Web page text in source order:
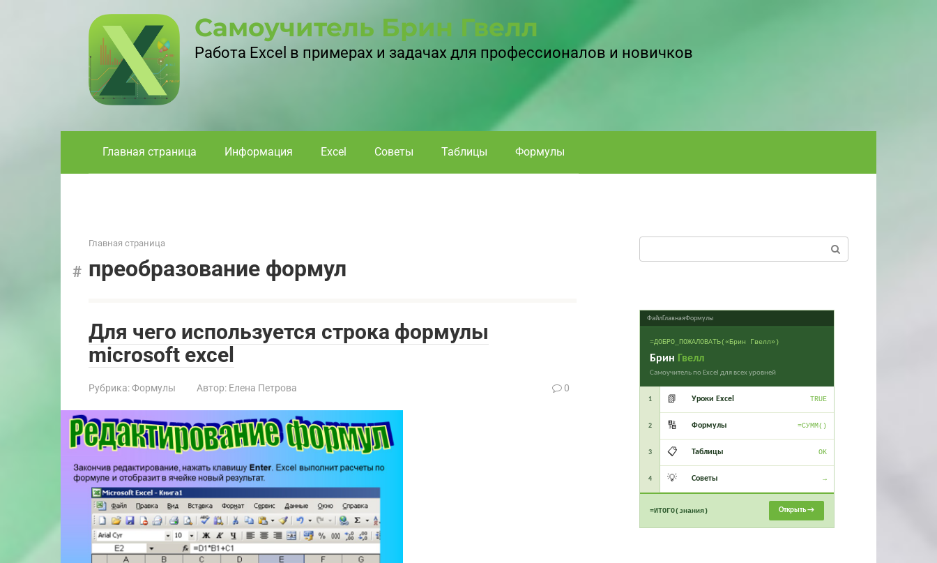
Самоучитель Брин Гвелл
Работа Excel в примерах и задачах для профессионалов и новичков
Главная страница Информация Excel Советы Таблицы Формулы
Главная страница
преобразование формул
Для чего используется строка формулы
microsoft excel
Рубрика:Формулы Автор: Елена Петрова 0
ФайлГлавнаяФормулы
=ДОБРО_ПОЖАЛОВАТЬ(«Брин Гвелл»)
Брин Гвелл
Самоучитель по Excel для всех уровней
1 📗 Уроки Excel TRUE
2 🔢 Формулы =СУММ()
3 📋 Таблицы OK
4 💡 Советы →
=ИТОГО(знания) Открыть →